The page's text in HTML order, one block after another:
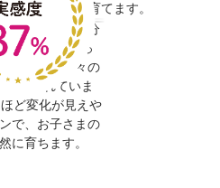
ち”を育てます。
くなった」「自分
使うようになっ
が多く、日々の
かり表れていま
ど変化が見えや
で、お子さまの
に育ちます。